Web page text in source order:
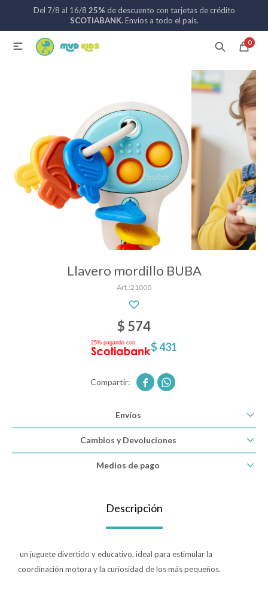
Del 7/8 al 16/8 25% de descuento con tarjetas de crédito
SCOTIABANK. Envíos a todo el país.
0

Llavero mordillo BUBA
21000
$ 574
$431
 
Envíos
Cambios y Devoluciones
Medios de pago
Descripción
un juguete divertido y educativo, ideal para estimular la
coordinación motora y la curiosidad de los más pequeños.
MI CUENTA
Catálogo Nuevos ingresos
Sillas de auto
Lactancia
Alimentación
Paseo y seguridad
Estimulación primera infancia
Lentes